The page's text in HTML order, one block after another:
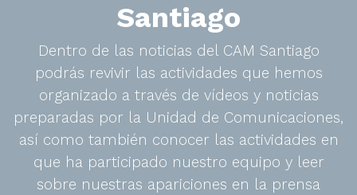
Santiago
Dentro de las noticias del CAM Santiago
podrás revivir las actividades que hemos
organizado a través de vídeos y noticias
preparadas por la Unidad de Comunicaciones,
así como también conocer las actividades en
que ha participado nuestro equipo y leer
sobre nuestras apariciones en la prensa